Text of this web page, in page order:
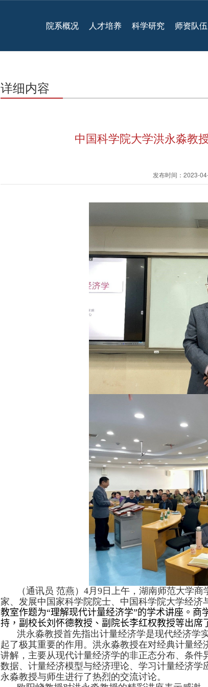
院系概况 人才培养 科学研究 师资队伍
详细内容
中国科学院大学洪永淼教
发布时间：2023-
（通讯员 范燕） 4月 9日上午，湖南师范大学商
家、发展中国家科学院院士、中国科学院大学经济
教室作题为“理解现代计量经济学”的学术讲座。商
持，副校长刘怀德教授、副院长李红权教授等出席
洪永淼教授首先指出计量经济学是现代经济学
起了极其重要的作用。洪永淼教授在对经典计量
讲解，主要从现代计量经济学的非正态分布、条
数据、计量经济模型与经济理论、学习计量经济
永淼教授与师生进行了热烈的交流讨论。